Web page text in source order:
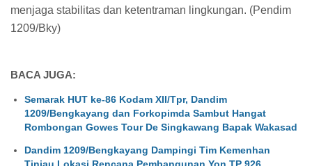
menjaga stabilitas dan ketentraman lingkungan. (Pendim
1209/Bky)
BACA JUGA:
Semarak HUT ke-86 Kodam XII/Tpr, Dandim
1209/Bengkayang dan Forkopimda Sambut Hangat
Rombongan Gowes Tour De Singkawang Bapak Wakasad
Dandim 1209/Bengkayang Dampingi Tim Kemenhan